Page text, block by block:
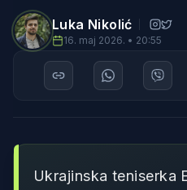
Luka Nikolić
16. maj 2026. • 20:55
Ukrajinska teniserka